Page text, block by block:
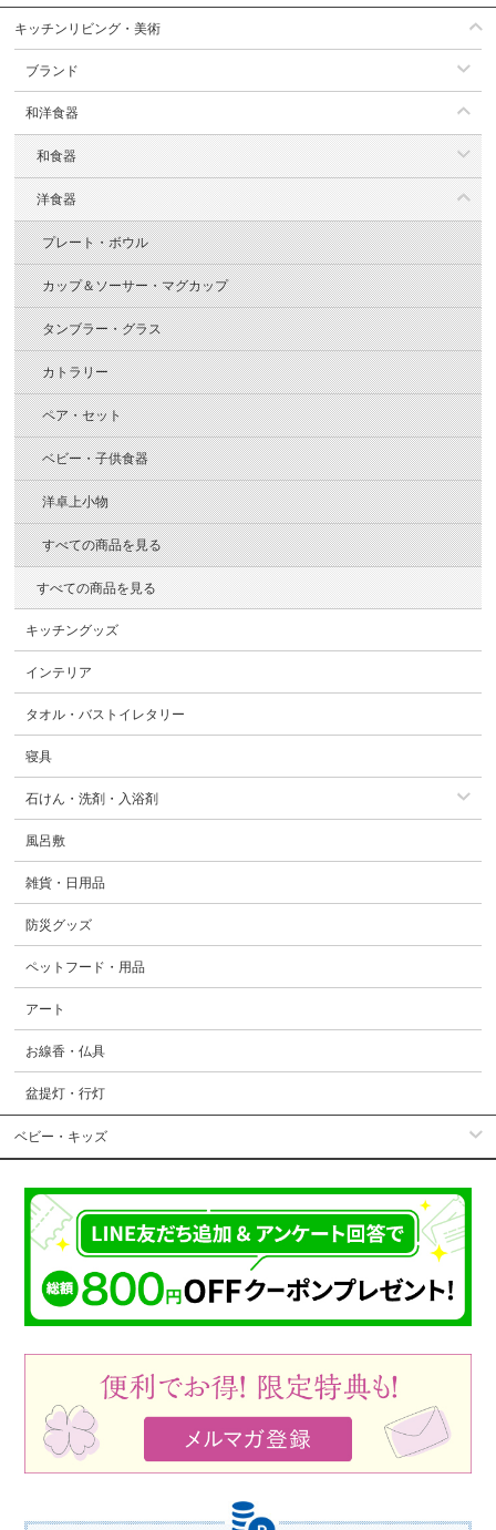
キッチンリビング・美術
ブランド
和洋食器
和食器
洋食器
プレート・ボウル
カップ＆ソーサー・マグカップ
タンブラー・グラス
カトラリー
ペア・セット
ベビー・子供食器
洋卓上小物
すべての商品を見る
すべての商品を見る
キッチングッズ
インテリア
タオル・バストイレタリー
寝具
石けん・洗剤・入浴剤
風呂敷
雑貨・日用品
防災グッズ
ペットフード・用品
アート
お線香・仏具
盆提灯・行灯
ベビー・キッズ